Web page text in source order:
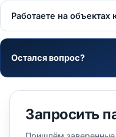
Работаете на объектах
Остался вопрос?
Запросить